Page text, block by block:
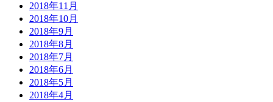
2018年11月
2018年10月
2018年9月
2018年8月
2018年7月
2018年6月
2018年5月
2018年4月